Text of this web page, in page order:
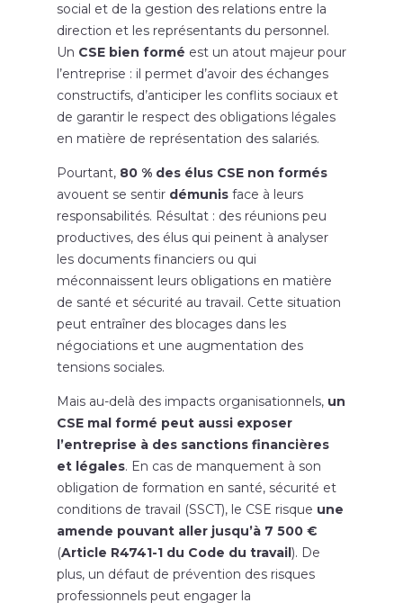
social et de la gestion des relations entre la
direction et les représentants du personnel.
Un CSE bien formé est un atout majeur pour
l’entreprise : il permet d’avoir des échanges
constructifs, d’anticiper les conflits sociaux et
de garantir le respect des obligations légales
en matière de représentation des salariés.
Pourtant, 80 % des élus CSE non formés
avouent se sentir démunisface à leurs
responsabilités. Résultat : des réunions peu
productives, des élus qui peinent à analyser
les documents financiers ou qui
méconnaissent leurs obligations en matière
de santé et sécurité au travail. Cette situation
peut entraîner des blocages dans les
négociations et une augmentation des
tensions sociales.
Mais au-delà des impacts organisationnels, un
CSE mal formé peut aussi exposer
l’entreprise à des sanctions financières
et légales. En cas de manquement à son
obligation de formation en santé, sécurité et
conditions de travail (SSCT), le CSE risque une
amende pouvant aller jusqu’à 7 500 €
(Article R4741-1 du Code du travail ). De
plus, un défaut de prévention des risques
professionnels peut engager la